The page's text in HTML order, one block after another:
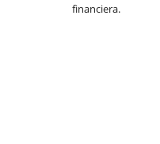
financiera.